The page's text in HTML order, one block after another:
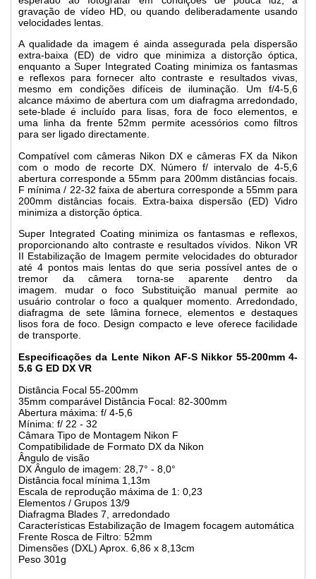
gravação de vídeo HD, ou quando deliberadamente usando
velocidades lentas.
A qualidade da imagem é ainda assegurada pela dispersão
extra-baixa (ED) de vidro que minimiza a distorção óptica,
enquanto a Super Integrated Coating minimiza os fantasmas
e reflexos para fornecer alto contraste e resultados vivas,
mesmo em condições difíceis de iluminação. Um f/4-5,6
alcance máximo de abertura com um diafragma arredondado,
sete-blade é incluído para lisas, fora de foco elementos, e
uma linha da frente 52mm permite acessórios como filtros
para ser ligado directamente.
Compatível com câmeras Nikon DX e câmeras FX da Nikon
com o modo de recorte DX. Número f/ intervalo de 4-5,6
abertura corresponde a 55mm para 200mm distâncias focais.
F mínima / 22-32 faixa de abertura corresponde a 55mm para
200mm distâncias focais. Extra-baixa dispersão (ED) Vidro
minimiza a distorção óptica.
Super Integrated Coating minimiza os fantasmas e reflexos,
proporcionando alto contraste e resultados vívidos. Nikon VR
II Estabilização de Imagem permite velocidades do obturador
até 4 pontos mais lentas do que seria possível antes de o
tremor da câmera torna-se aparente dentro da
imagem. mudar o foco Substituição manual permite ao
usuário controlar o foco a qualquer momento. Arredondado,
diafragma de sete lâmina fornece, elementos e destaques
lisos fora de foco. Design compacto e leve oferece facilidade
de transporte.
Especificações da Lente Nikon AF-S Nikkor 55-200mm 4-
5.6 G ED DX VR
Distância Focal 55-200mm
35mm comparável Distância Focal: 82-300mm
Abertura máxima: f/ 4-5,6
Mínima: f/ 22 - 32
Câmara Tipo de Montagem Nikon F
Compatibilidade de Formato DX da Nikon
Ângulo de visão
DX Ângulo de imagem: 28,7° - 8,0°
Distância focal mínima 1,13m
Escala de reprodução máxima de 1: 0,23
Elementos / Grupos 13/9
Diafragma Blades 7, arredondado
Características Estabilização de Imagem focagem automática
Frente Rosca de Filtro: 52mm
Dimensões (DXL) Aprox. 6,86 x 8,13cm
Peso 301g